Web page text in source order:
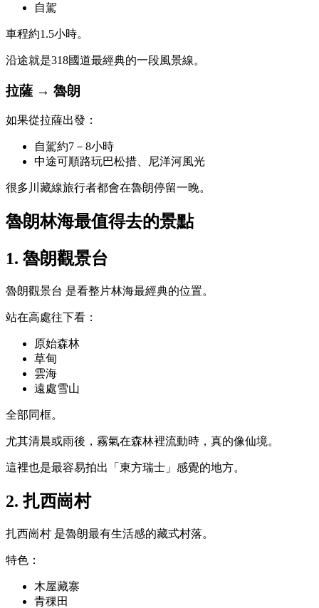
自駕
車程約1.5小時。
沿途就是318國道最經典的一段風景線。
拉薩 → 魯朗
如果從拉薩出發：
自駕約7－8小時
中途可順路玩巴松措、尼洋河風光
很多川藏線旅行者都會在魯朗停留一晚。
魯朗林海最值得去的景點
1. 魯朗觀景台
魯朗觀景台 是看整片林海最經典的位置。
站在高處往下看：
原始森林
草甸
雲海
遠處雪山
全部同框。
尤其清晨或雨後，霧氣在森林裡流動時，真的像仙境。
這裡也是最容易拍出「東方瑞士」感覺的地方。
2. 扎西崗村
扎西崗村 是魯朗最有生活感的藏式村落。
特色：
木屋藏寨
青稞田